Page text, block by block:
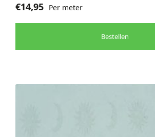
€14,95 Per meter
Bestellen